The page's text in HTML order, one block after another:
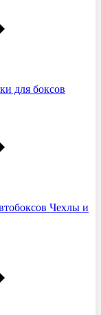
для боксов
Чехлы и